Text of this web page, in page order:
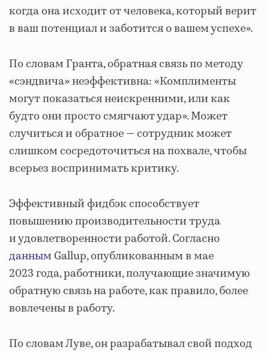
когда она исходит от человека, который верит
в ваш потенциал и заботится о вашем успехе».
По словам Гранта, обратная связь по методу
«сэндвича» неэффективна: «Комплименты
могут показаться неискренними, или как
будто они просто смягчают удар». Может
случиться и обратное — сотрудник может
слишком сосредоточиться на похвале, чтобы
всерьез воспринимать критику.
Эффективный фидбэк способствует
повышению производительности труда
и удовлетворенности работой. Согласно
данным Gallup, опубликованным в мае
2023 года, работники, получающие значимую
обратную связь на работе, как правило, более
вовлечены в работу.
По словам Луве, он разрабатывал свой подход